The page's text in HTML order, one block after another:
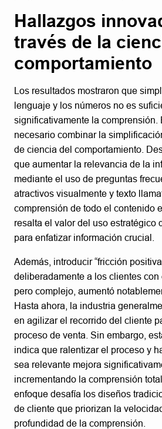
Hallazgos
través de la
comportamiento
Los resultados mostraron que
lenguaje y los números no es
significativamente la comprensión.
necesario combinar la
de ciencia del comportamiento.
que aumentar la relevancia de la
mediante el uso de preguntas
atractivos visualmente y texto
comprensión de todo el contenido
resalta el valor del uso estratégico
para enfatizar información crucial.
Además, introducir “fricción
deliberadamente a los clientes
pero complejo, aumentó
Hasta ahora, la industria
en agilizar el recorrido del cliente
proceso de venta. Sin embargo,
indica que ralentizar el proceso y
sea relevante mejora
incrementando la comprensión
enfoque desafía los diseños
de cliente que priorizan la
profundidad de la comprensión.